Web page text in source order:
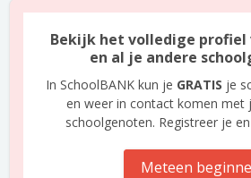
Bekijk het volledige profiel
en al je andere
In SchoolBANK kun je GRATIS je
en weer in contact komen met
schoolgenoten. Registreer je
Meteen